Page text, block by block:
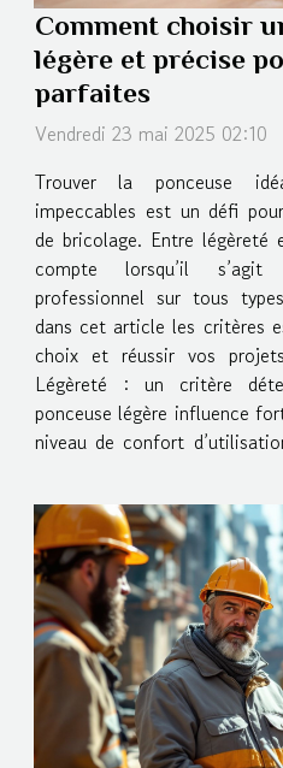
Comment choisir
légère et précise
parfaites
Vendredi 23 mai 2025 02:10
Trouver la ponceuse
impeccables est un défi
de bricolage. Entre légèreté
compte lorsqu’il
professionnel sur tous
dans cet article les critères
choix et réussir vos
Légèreté : un critère déterminant Le
ponceuse légère influence
niveau de confort
réduit...